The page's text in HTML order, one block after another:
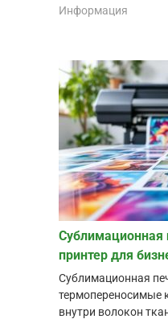
Информация
Сублимационная
принтер для
Сублимационная
термопереносимые
внутри волокон